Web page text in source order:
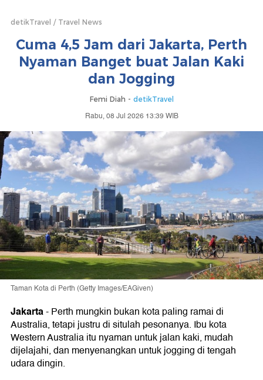
detikTravel Travel News
Cuma 4,5 Jam dari Jakarta, Perth
Nyaman Banget buat Jalan Kaki
dan Jogging
Femi Diah - detikTravel
Rabu, 08 Jul 2026 13:39 WIB
Taman Kota di Perth (Getty Images/EAGiven)
Jakarta-Perth mungkin bukan kota paling ramai di
Australia, tetapi justru di situlah pesonanya. Ibu kota
Western Australia itu nyaman untuk jalan kaki, mudah
dijelajahi, dan menyenangkan untuk jogging di tengah
udara dingin.